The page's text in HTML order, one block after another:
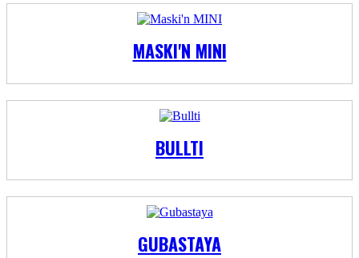
MASKI'N MINI
BULLTI
GUBASTAYA